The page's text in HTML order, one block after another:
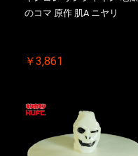
のコマ 原作 肌A ニヤリ
￥3,861